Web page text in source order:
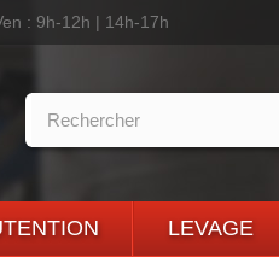
: 9h-12h | 14h-17h
LEVAGE